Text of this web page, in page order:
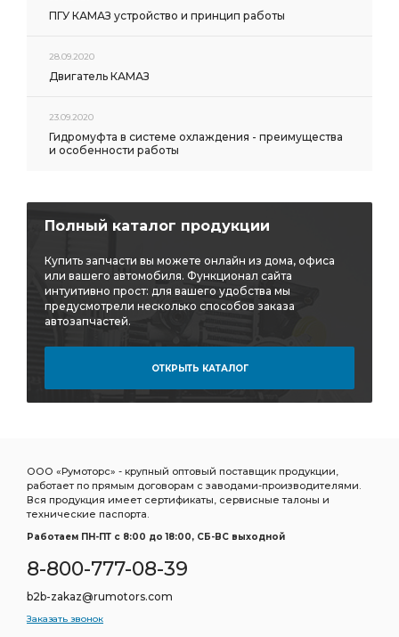
ПГУ КАМАЗ устройство и принцип работы
28.09.2020
Двигатель КАМАЗ
23.09.2020
Гидромуфта в системе охлаждения - преимущества
и особенности работы
Полный каталог продукции
Купить запчасти вы можете онлайн из дома, офиса
или вашего автомобиля. Функционал сайта
интуитивно прост: для вашего удобства мы
предусмотрели несколько способов заказа
автозапчастей.
ОТКРЫТЬ КАТАЛОГ
ООО «Румоторс» - крупный оптовый поставщик продукции,
работает по прямым договорам с заводами-производителями.
Вся продукция имеет сертификаты, сервисные талоны и
технические паспорта.
Работаем ПН-ПТ c 8:00 до 18:00, СБ-ВС выходной
8-800-777-08-39
b2b-zakaz@rumotors.com
Заказать звонок